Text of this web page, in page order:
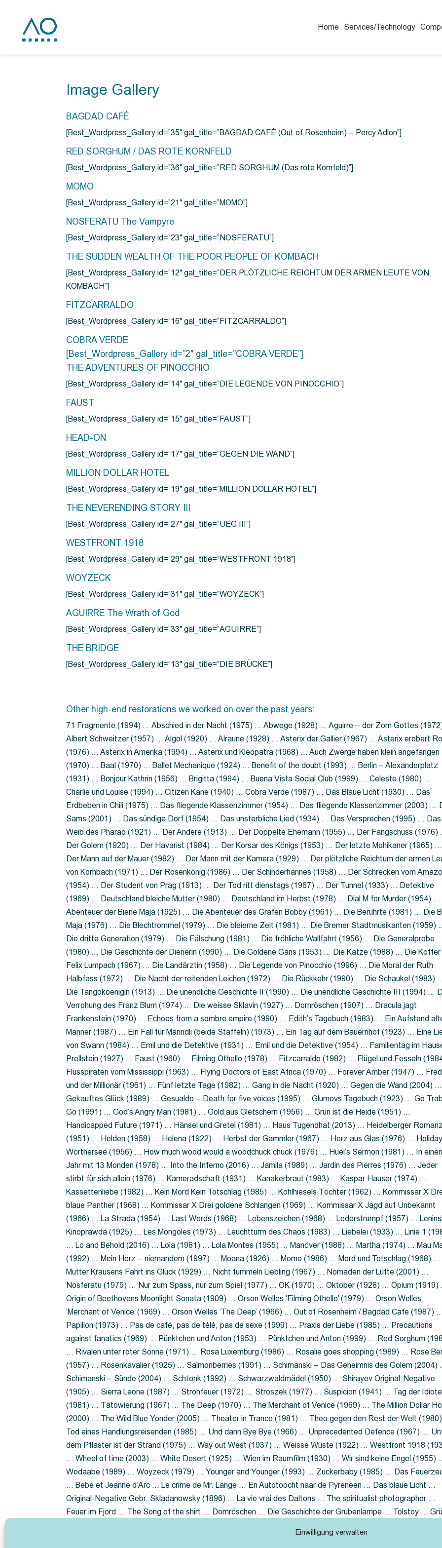
Einwilligung verwalten
Home Services/Technology
Image Gallery
BAGDAD CAFÉ
[Best_Wordpress_Gallery id=”35″ gal_title=”BAGDAD CAFÉ (Out of Rosenheim) – Percy Adlon”]
RED SORGHUM / DAS ROTE KORNFELD
[Best_Wordpress_Gallery id=”36″ gal_title=”RED SORGHUM (Das rote Kornfeld)”]
MOMO
[Best_Wordpress_Gallery id=”21″ gal_title=”MOMO”]
NOSFERATU The Vampyre
[Best_Wordpress_Gallery id=”23″ gal_title=”NOSFERATU”]
THE SUDDEN WEALTH OF THE POOR PEOPLE OF KOMBACH
[Best_Wordpress_Gallery id=”12″ gal_title=”DER PLÖTZLICHE REICHTUM DER ARMEN LEUTE VON
KOMBACH”]
FITZCARRALDO
[Best_Wordpress_Gallery id=”16″ gal_title=”FITZCARRALDO”]
COBRA VERDE
[Best_Wordpress_Gallery id=”2″ gal_title=”COBRA VERDE”]
THE ADVENTURES OF PINOCCHIO
[Best_Wordpress_Gallery id=”14″ gal_title=”DIE LEGENDE VON PINOCCHIO”]
FAUST
[Best_Wordpress_Gallery id=”15″ gal_title=”FAUST”]
HEAD-ON
[Best_Wordpress_Gallery id=”17″ gal_title=”GEGEN DIE WAND”]
MILLION DOLLAR HOTEL
[Best_Wordpress_Gallery id=”19″ gal_title=”MILLION DOLLAR HOTEL”]
THE NEVERENDING STORY III
[Best_Wordpress_Gallery id=”27″ gal_title=”UEG III”]
WESTFRONT 1918
[Best_Wordpress_Gallery id=”29″ gal_title=”WESTFRONT 1918″]
WOYZECK
[Best_Wordpress_Gallery id=”31″ gal_title=”WOYZECK”]
AGUIRRE The Wrath of God
[Best_Wordpress_Gallery id=”33″ gal_title=”AGUIRRE”]
THE BRIDGE
[Best_Wordpress_Gallery id=”13″ gal_title=”DIE BRÜCKE”]
Other high-end restorations we worked on over the past years:
71 Fragmente (1994) … Abschied in der Nacht (1975) … Abwege (1928) … Aguirre – der Zorn Gottes
Albert Schweitzer (1957) … Algol (1920) … Alraune (1928) … Asterix der Gallier (1967) … Asterix erobert
(1976) … Asterix in Amerika (1994) … Asterix und Kleopatra (1968) … Auch Zwerge haben klein angefangen
(1970) … Baal (1970) … Ballet Mechanique (1924) … Benefit of the doubt (1993) … Berlin – Alexanderplatz
(1931) … Bonjour Kathrin (1956) … Brigitta (1994) … Buena Vista Social Club (1999) … Celeste (1980) …
Charlie und Louise (1994) … Citizen Kane (1940) … Cobra Verde (1987) … Das Blaue Licht (1930) … Das
Erdbeben in Chili (1975) … Das fliegende Klassenzimmer (1954) … Das fliegende Klassenzimmer (2003) …
Sams (2001) … Das sündige Dorf (1954) … Das unsterbliche Lied (1934) … Das Versprechen (1995) … Das
Weib des Pharao (1921) … Der Andere (1913) … Der Doppelte Ehemann (1955) … Der Fangschuss (1976)
Der Golem (1920) … Der Havarist (1984) … Der Korsar des Königs (1953) … Der letzte Mohikaner (1965) …
Der Mann auf der Mauer (1982) … Der Mann mit der Kamera (1929) … Der plötzliche Reichtum der armen
von Kombach (1971) … Der Rosenkönig (1986) … Der Schinderhannes (1958) … Der Schrecken vom
(1954) … Der Student von Prag (1913) … Der Tod ritt dienstags (1967) … Der Tunnel (1933) … Detektive
(1969) … Deutschland bleiche Mutter (1980) … Deutschland im Herbst (1978) … Dial M for Murder (1954) …
Abenteuer der Biene Maja (1925) … Die Abenteuer des Grafen Bobby (1961) … Die Berührte (1981) … Die
Maja (1976) … Die Blechtrommel (1979) … Die bleierne Zeit (1981) … Die Bremer Stadtmusikanten (1959)
Die dritte Generation (1979) … Die Fälschung (1981) … Die fröhliche Wallfahrt (1956) … Die Generalprobe
(1980) … Die Geschichte der Dienerin (1990) … Die Goldene Gans (1953) … Die Katze (1988) … Die Koffer
Felix Lumpach (1967) … Die Landärztin (1958) … Die Legende von Pinocchio (1996) … Die Moral der Ruth
Halbfass (1972) … Die Nacht der reitenden Leichen (1972) … Die Rückkehr (1990) … Die Schaukel (1983)
Die Tangokoenigin (1913) … Die unendliche Geschichte II (1990) … Die unendliche Geschichte III (1994) …
Verrohung des Franz Blum (1974) … Die weisse Sklavin (1927) … Dornröschen (1907) … Dracula jagt
Frankenstein (1970) … Echoes from a sombre empire (1990) … Edith’s Tagebuch (1983) … Ein Aufstand
Männer (1987) … Ein Fall für Männdli (beide Staffeln) (1973) … Ein Tag auf dem Bauernhof (1923) … Eine
von Swann (1984) … Emil und die Detektive (1931) … Emil und die Detektive (1954) … Familientag im
Prellstein (1927) … Faust (1960) … Filming Othello (1978) … Fitzcarraldo (1982) … Flügel und Fesseln
Flusspiraten vom Mississippi (1963) … Flying Doctors of East Africa (1970) … Forever Amber (1947) …
und der Millionär (1961) … Fünf letzte Tage (1982) … Gang in die Nacht (1920) … Gegen die Wand (2004) …
Gekauftes Glück (1989) … Gesualdo – Death for five voices (1995) … Glumovs Tagebuch (1923) … Go
Go (1991) … God’s Angry Man (1981) … Gold aus Gletschern (1956) … Grün ist die Heide (1951) …
Handicapped Future (1971) … Hänsel und Gretel (1981) … Haus Tugendhat (2013) … Heidelberger
(1951) … Helden (1958) … Helena (1922) … Herbst der Gammler (1967) … Herz aus Glas (1976) …
Wörthersee (1956) … How much wood would a woodchuck chuck (1976) … Huei’s Sermon (1981) … In
Jahr mit 13 Monden (1978) … Into the Inferno (2016) … Jamila (1989) … Jardin des Pierres (1976) … Jeder
stirbt für sich allein (1976) … Kameradschaft (1931) … Kanakerbraut (1983) … Kaspar Hauser (1974) …
Kassettenliebe (1982) … Kein Mord Kein Totschlag (1985) … Kohlhiesels Töchter (1962) … Kommissar X
blaue Panther (1968) … Kommissar X Drei goldene Schlangen (1969) … Kommissar X Jagd auf Unbekannt
(1966) … La Strada (1954) … Last Words (1968) … Lebenszeichen (1968) … Lederstrumpf (1957) …
Kinoprawda (1925) … Les Mongoles (1973) … Leuchtturm des Chaos (1983) … Liebelei (1933) … Linie 1
… Lo and Behold (2016) … Lola (1981) … Lola Montes (1955) … Manöver (1988) … Martha (1974) … Mau
(1992) … Mein Herz – niemandem (1997) … Moana (1926) … Momo (1986) … Mord und Totschlag (1968) …
Mutter Krausens Fahrt ins Glück (1929) … Nicht fummeln Liebling (1967) … Nomaden der Lüfte (2001) …
Nosferatu (1979) … Nur zum Spass, nur zum Spiel (1977) … OK (1970) … Oktober (1928) … Opium (1919)
Origin of Beethovens Moonlight Sonata (1909) … Orson Welles ‘Filming Othello’ (1979) … Orson Welles
‘Merchant of Venice’ (1969) … Orson Welles ‘The Deep’ (1966) … Out of Rosenheim / Bagdad Cafe (1987) …
Papillon (1973) … Pas de café, pas de télé, pas de sexe (1999) … Praxis der Liebe (1985) … Precautions
against fanatics (1969) … Pünktchen und Anton (1953) … Pünktchen und Anton (1999) … Red Sorghum
… Rivalen unter roter Sonne (1971) … Rosa Luxemburg (1986) … Rosalie goes shopping (1989) … Rose
(1957) … Rosenkavalier (1925) … Salmonberries (1991) … Schimanski – Das Geheimnis des Golem (2004)
Schimanski – Sünde (2004) … Schtonk (1992) … Schwarzwaldmädel (1950) … Shirayev Original-Negative
(1905) … Sierra Leone (1987) … Strohfeuer (1972) … Stroszek (1977) … Suspicion (1941) … Tag der
(1981) … Tätowierung (1967) … The Deep (1970) … The Merchant of Venice (1969) … The Million Dollar
(2000) … The Wild Blue Yonder (2005) … Theater in Trance (1981) … Theo gegen den Rest der Welt
Tod eines Handlungsreisenden (1985) … Und dann Bye Bye (1966) … Unprecedented Defence (1967) …
dem Pflaster ist der Strand (1975) … Way out West (1937) … Weisse Wüste (1922) … Westfront 1918
… Wheel of time (2003) … White Desert (1925) … Wien im Raumfilm (1930) … Wir sind keine Engel (1955)
Wodaabe (1989) … Woyzeck (1979) … Younger and Younger (1993) … Zuckerbaby (1985) … Das
… Bebe et Jeanne d’Arc … Le crime de Mr. Lange … En Autotoocht naar de Pyreneen … Das blaue Licht …
Original-Negative Gebr. Skladanowsky (1896) … La vie vrai des Daltons … The spiritualist photographer …
Feuer im Fjord … The Song of the shirt … Dornröschen … Die Geschichte der Grubenlampe … Tolstoy …